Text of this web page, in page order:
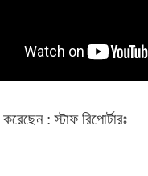
: স্টাফ রিপোর্টারঃ